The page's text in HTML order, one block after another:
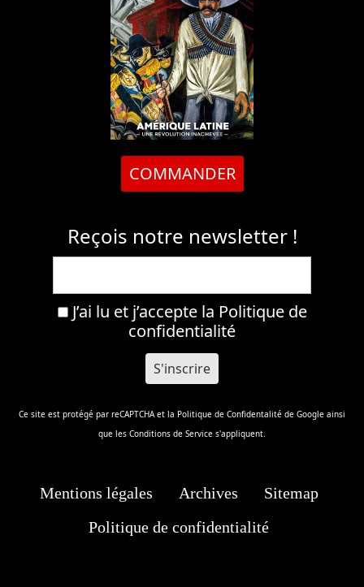
COMMANDER
Reçois notre newsletter !
J’ai lu et j’accepte la Politique de
confidentialité
Ce site est protégé par reCAPTCHA et la Politique de Confidentalité de Google ainsi
que les Conditions de Service s'appliquent.
Mentions légales Archives
Sitemap
Politique de confidentialité